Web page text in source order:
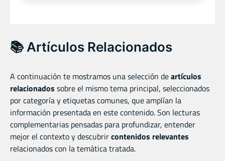
📚 Artículos Relacionados
A continuación te mostramos una selección deartículos
relacionados sobre el mismo tema principal, seleccionados
por categoría y etiquetas comunes, que amplían la
información presentada en este contenido. Son lecturas
complementarias pensadas para profundizar, entender
mejor el contexto y descubrircontenidos relevantes
relacionados con la temática tratada.